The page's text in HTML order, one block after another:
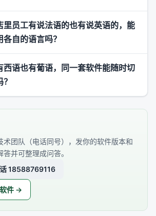
里员工有说法语的也有说英语的，能
自的语言吗？
西语也有葡语，同一套软件能随时切
术团队（电话同号），发你的软件版本和
并可整理成问答。
18588769116
件 →